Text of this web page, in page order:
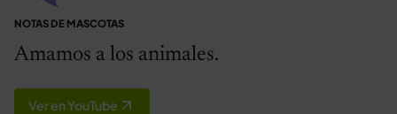
NOTAS DE MASCOTAS
Amamos a los animales.
Ver en YouTube